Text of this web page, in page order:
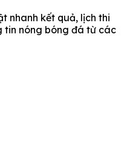
nhanh kết quả, lịch thi
tin nóng bóng đá từ các